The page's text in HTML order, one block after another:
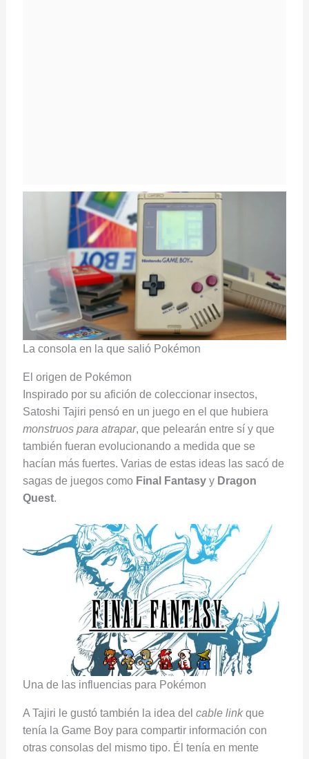
La consola en la que salió Pokémon
El origen de Pokémon
Inspirado por su afición de coleccionar insectos,
Satoshi Tajiri pensó en un juego en el que hubiera
monstruos para atrapar, que pelearán entre sí y que
también fueran evolucionando a medida que se
hacían más fuertes. Varias de estas ideas las sacó de
sagas de juegos como Final Fantasyy Dragon
Quest.
Una de las influencias para Pokémon
A Tajiri le gustó también la idea del cable linkque
tenía la Game Boy para compartir información con
otras consolas del mismo tipo. Él tenía en mente